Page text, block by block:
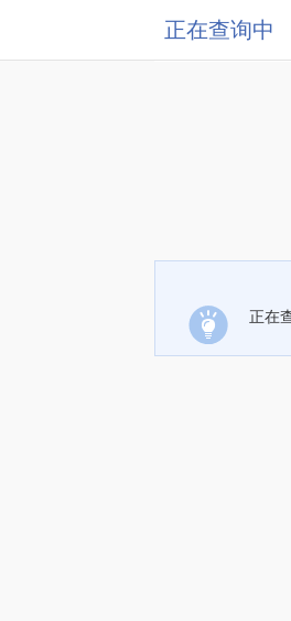
正在查询中
正在